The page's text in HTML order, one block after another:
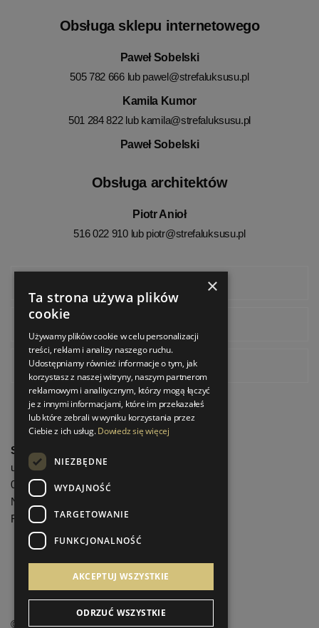
Obsługa sklepu internetowego
Paweł Sobelski
505 782 666 lub pawel@strefaluksusu.pl
Kamila Kumor
501 284 822 lub kamila@strefaluksusu.pl
Paweł Sobelski
Obsługa architektów
Piotr Anioł
516 022 910 lub piotr@strefaluksusu.pl
Pinterest
StrefaLuksusu.pl
ul. Bartycka 24/26 Pawilon 227
00-716 Warszawa
NIP: 8251972213
REGON: 06035139
Menu informacyjne
© StrefaLuksusu.pl
×
Ta strona używa plików
cookie
Używamy plików cookie w celu personalizacji
treści, reklam i analizy naszego ruchu.
Udostępniamy również informacje o tym, jak
korzystasz z naszej witryny, naszym partnerom
reklamowym i analitycznym, którzy mogą łączyć
je z innymi informacjami, które im przekazałeś
lub które zebrali w wyniku korzystania przez
Ciebie z ich usług.Dowiedz się więcej
NIEZBĘDNE
WYDAJNOŚĆ
TARGETOWANIE
FUNKCJONALNOŚĆ
AKCEPTUJ WSZYSTKIE
ODRZUĆ WSZYSTKIE